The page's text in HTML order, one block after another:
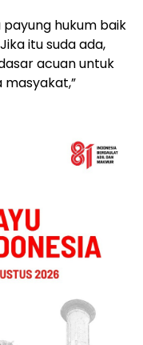
payung hukum baik
itu suda ada,
acuan untuk